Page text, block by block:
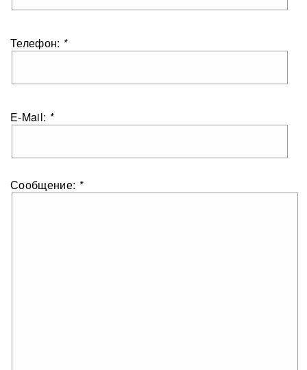
Телефон: *
E-Mail: *
Сообщение: *